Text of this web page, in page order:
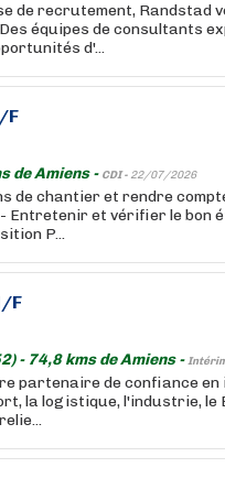
de recrutement, Randstad
équipes de consultants
d'...
F
de Amiens - CDI - 22/07/2026
de chantier et rendre
Entretenir et vérifier le bon
P...
F
- 74,8 kms de Amiens -
partenaire de confiance
la logistique, l'industrie,